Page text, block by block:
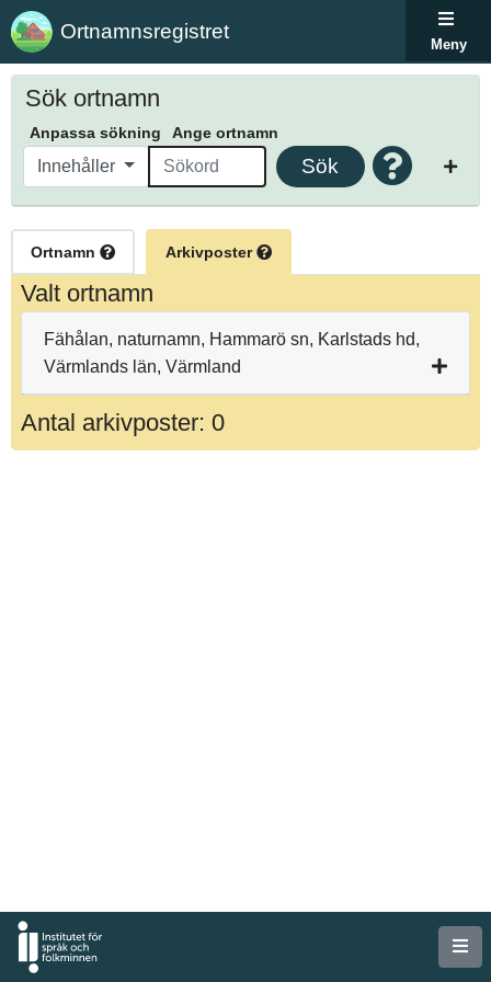
Ortnamnsregistret
Meny
Sök ortnamn
Anpassa sökning Ange ortnamn
Innehåller Sök
Ortnamn Arkivposter
Valt ortnamn
Fähålan, naturnamn, Hammarö sn, Karlstads hd,
Värmlands län, Värmland
Antal arkivposter: 0